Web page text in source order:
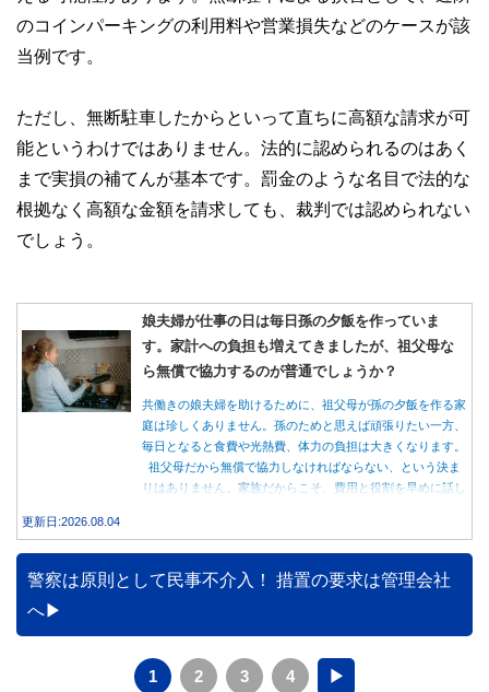
のコインパーキングの利用料や営業損失などのケースが該
当例です。
ただし、無断駐車したからといって直ちに高額な請求が可
能というわけではありません。法的に認められるのはあく
まで実損の補てんが基本です。罰金のような名目で法的な
根拠なく高額な金額を請求しても、裁判では認められない
でしょう。
娘夫婦が仕事の日は毎日孫の夕飯を作っていま
す。家計への負担も増えてきましたが、祖父母な
ら無償で協力するのが普通でしょうか？
共働きの娘夫婦を助けるために、祖父母が孫の夕飯を作る家
庭は珍しくありません。孫のためと思えば頑張りたい一方、
毎日となると食費や光熱費、体力の負担は大きくなります。
祖父母だから無償で協力しなければならない、という決ま
りはありません。家族だからこそ、費用と役割を早めに話し
更新日:2026.08.04
警察は原則として民事不介入！ 措置の要求は管理会社
へ
1 2 3 4 ▶